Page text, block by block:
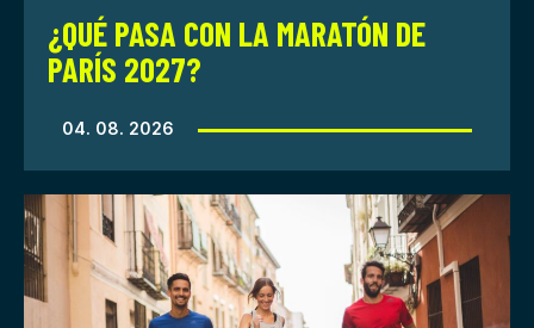
¿QUÉ PASA CON LA MARATÓN DE
PARÍS 2027?
04. 08. 2026